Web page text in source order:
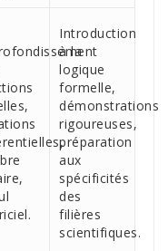
Introduction
à la
logique
formelle,
démonstrations
rigoureuses,
préparation
aux
spécificités
des
filières
scientifiques.